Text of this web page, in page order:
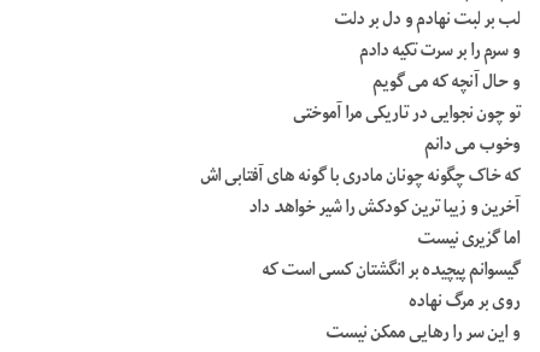
لب بر لبت نهادم و دل بر دلت
و سرم را بر سرت تکیه دادم
و حال آنچه که می گویم
تو چون نجوایی در تاریکی مرا آموختی
وخوب می دانم
که خاک چگونه چونان مادری با گونه های آفتابی اش
آخرین و زیبا ترین کودکش را شیر خواهد داد
اما گزیری نیست
گیسوانم پیچیده بر انگشتان کسی است که
روی بر مرگ نهاده
و این سر را رهایی ممکن نیست